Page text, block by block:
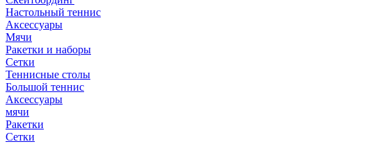
Настольный теннис
Аксессуары
Мячи
Ракетки и наборы
Сетки
Теннисные столы
Большой теннис
Аксессуары
мячи
Ракетки
Сетки